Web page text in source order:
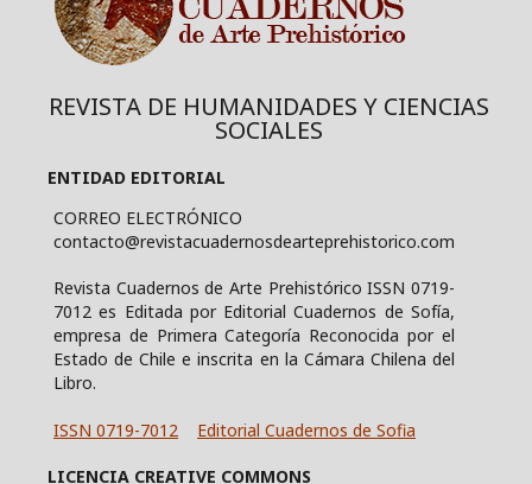
REVISTA DE HUMANIDADES Y CIENCIAS
SOCIALES
ENTIDAD EDITORIAL
CORREO ELECTRÓNICO
contacto@revistacuadernosdearteprehistorico.com
Revista Cuadernos de Arte Prehistórico ISSN 0719-
7012 es Editada por Editorial Cuadernos de Sofía,
empresa de Primera Categoría Reconocida por el
Estado de Chile e inscrita en la Cámara Chilena del
Libro.
ISSN 0719-7012 Editorial Cuadernos de Sofia
LICENCIA CREATIVE COMMONS